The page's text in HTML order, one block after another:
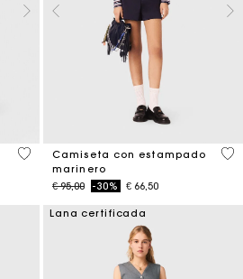
4,5 out of 5 Customer Rating
Camiseta con estampado
marinero
Price reduced from
€ 95,00to-30% € 66,50
3,2
Lana certificada